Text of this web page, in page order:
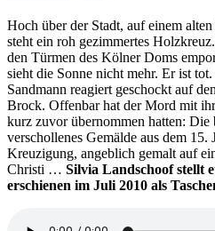
Hoch über der Stadt, auf einem
steht ein roh gezimmertes
den Türmen des Kölner Doms
sieht die Sonne nicht mehr. Er ist
Sandmann reagiert geschockt auf
Brock. Offenbar hat der Mord mit
kurz zuvor übernommen hatten:
verschollenes Gemälde aus dem
Kreuzigung, angeblich gemalt auf
Christi … Silvia Landschoof stellt
erschienen im Juli 2010 als